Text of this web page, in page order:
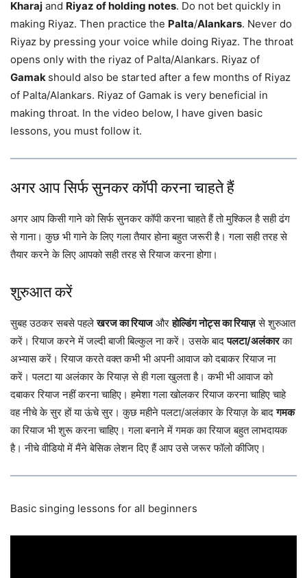
Kharaj and Riyaz of holding notes. Do not bet quickly in
making Riyaz. Then practice the Palta/Alankars. Never do
Riyaz by pressing your voice while doing Riyaz. The throat
opens only with the riyaz of Palta/Alankars. Riyaz of
Gamak should also be started after a few months of Riyaz
of Palta/Alankars. Riyaz of Gamak is very beneficial in
making throat. In the video below, I have given basic
lessons, you must follow it.
अगर आप सिर्फ सुनकर कॉपी करना चाहते हैं
अगर आप किसी गाने को सिर्फ सुनकर कॉपी करना चाहते हैं तो मुश्किल है सही ढंग
से गाना। कुछ भी गाने के लिए गला तैयार होना बहुत जरूरी है। गला सही तरह से
तैयार करने के लिए आपको सही तरह से रियाज करना होगा।
शुरुआत करें
सुबह उठकर सबसे पहलेखरज का रियाजऔरहोल्डिंग नोट्स का रियाज़से शुरुआत
करें। रियाज करने में जल्दी बाजी बिल्कुल ना करें। उसके बादपलटा/अलंकारका
अभ्यास करें। रियाज करते वक्त कभी भी अपनी आवाज को दबाकर रियाज ना
करें। पलटा या अलंकार के रियाज़ से ही गला खुलता है। कभी भी आवाज को
दबाकर रियाज नहीं करना चाहिए। हमेशा गला खोलकर रियाज करना चाहिए चाहे
वह नीचे के सुर हों या ऊंचे सुर। कुछ महीने पलटा/अलंकार के रियाज़ के बादगमक
का रियाज भी शुरू करना चाहिए। गला बनाने में गमक का रियाज बहुत लाभदायक
है। नीचे वीडियो में मैंने बेसिक लेशन दिए हैं आप उसे जरूर फॉलो कीजिए।
Basic singing lessons for all beginners